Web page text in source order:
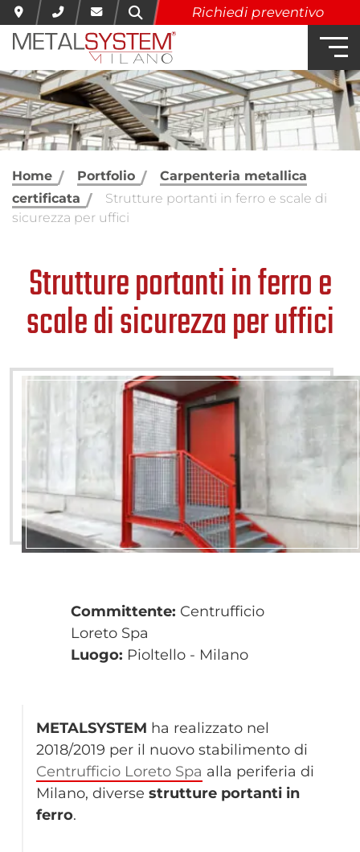
Richiedi preventivo
Home Portfolio
Carpenteria metallica
certificata
Strutture portanti in ferro e scale di
sicurezza per uffici
Strutture portanti in ferro e
scale di sicurezza per uffici
Committente: Centrufficio
Loreto Spa
Luogo: Pioltello - Milano
METALSYSTEM ha realizzato nel
2018/2019 per il nuovo stabilimento di
Centrufficio Loreto Spa alla periferia di
Milano, diverse strutture portanti in
ferro.